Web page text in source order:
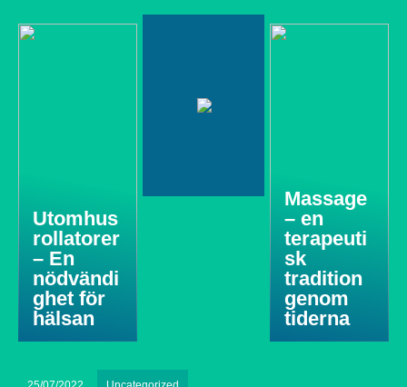
Utomhus
rollatorer
– En
nödvändi
ghet för
hälsan
Massage
– en
terapeuti
sk
tradition
genom
tiderna